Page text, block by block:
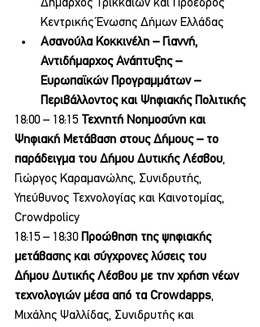
Δήμαρχος Τρικκαίων και Πρόεδρος
Κεντρικής Ένωσης Δήμων Ελλάδας
Ασανούλα Κοκκινέλη – Γιαννή,
Αντιδήμαρχος Ανάπτυξης –
Ευρωπαϊκών Προγραμμάτων –
Περιβάλλοντος και Ψηφιακής Πολιτικής
18:00 – 18:15 Τεχνητή Νοημοσύνη και
Ψηφιακή Μετάβαση στους Δήμους – το
παράδειγμα του Δήμου Δυτικής Λέσβου,
Γιώργος Καραμανώλης, Συνιδρυτής,
Υπεύθυνος Τεχνολογίας και Καινοτομίας,
Crowdpolicy
18:15 – 18:30 Προώθηση της ψηφιακής
μετάβασης και σύγχρονες λύσεις του
Δήμου Δυτικής Λέσβου με την χρήση νέων
τεχνολογιών μέσα από τα Crowdapps,
Μιχάλης Ψαλλίδας, Συνιδρυτής και